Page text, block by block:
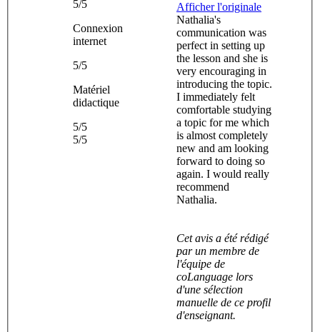
5/5
Connexion
internet
5/5
Matériel
didactique
5/5
5/5
Afficher l'originale
Nathalia's
communication was
perfect in setting up
the lesson and she is
very encouraging in
introducing the topic.
I immediately felt
comfortable studying
a topic for me which
is almost completely
new and am looking
forward to doing so
again. I would really
recommend
Nathalia.
Cet avis a été rédigé
par un membre de
l'équipe de
coLanguage lors
d'une sélection
manuelle de ce profil
d'enseignant.